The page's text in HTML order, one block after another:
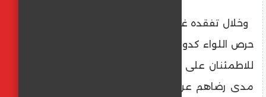
وخلال تفقده غرف الإقامة والعيادات الخارجية،
حرص اللواء كدواني على لقاء المرضى وذويهم
للاطمئنان على حالتهم الصحية، والتعرف على
مدى رضاهم عن مستوى الخدمات المقدمة،